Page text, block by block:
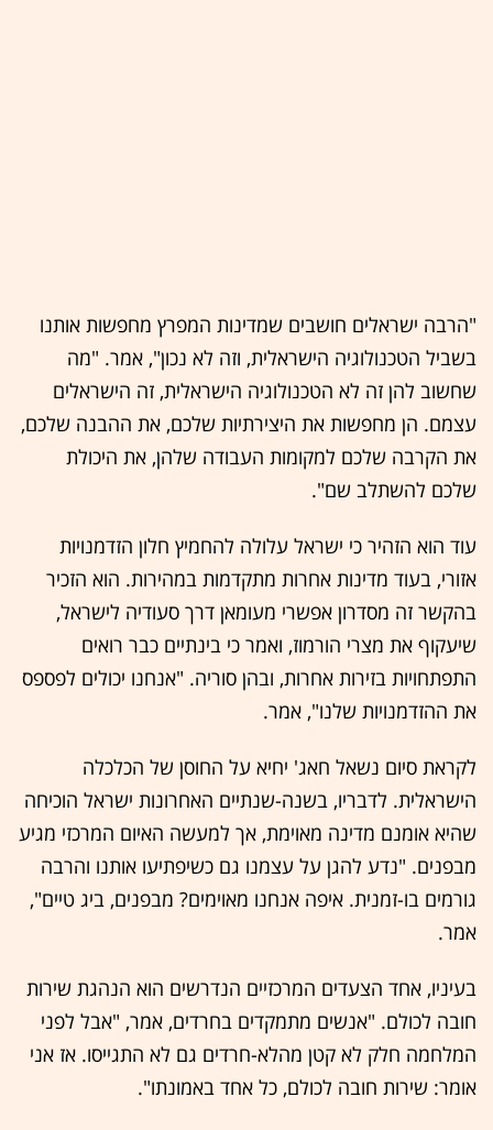
"הרבה ישראלים חושבים שמדינות המפרץ מחפשות אותנו
בשביל הטכנולוגיה הישראלית, וזה לא נכון", אמר. "מה
שחשוב להן זה לא הטכנולוגיה הישראלית, זה הישראלים
עצמם. הן מחפשות את היצירתיות שלכם, את ההבנה שלכם,
את הקרבה שלכם למקומות העבודה שלהן, את היכולת
שלכם להשתלב שם".
עוד הוא הזהיר כי ישראל עלולה להחמיץ חלון הזדמנויות
אזורי, בעוד מדינות אחרות מתקדמות במהירות. הוא הזכיר
בהקשר זה מסדרון אפשרי מעומאן דרך סעודיה לישראל,
שיעקוף את מצרי הורמוז, ואמר כי בינתיים כבר רואים
התפתחויות בזירות אחרות, ובהן סוריה. "אנחנו יכולים לפספס
את ההזדמנויות שלנו", אמר.
לקראת סיום נשאל חאג' יחיא על החוסן של הכלכלה
הישראלית. לדבריו, בשנה-שנתיים האחרונות ישראל הוכיחה
שהיא אומנם מדינה מאוימת, אך למעשה האיום המרכזי מגיע
מבפנים. "נדע להגן על עצמנו גם כשיפתיעו אותנו והרבה
גורמים בו-זמנית. איפה אנחנו מאוימים? מבפנים, ביג טיים",
אמר.
בעיניו, אחד הצעדים המרכזיים הנדרשים הוא הנהגת שירות
חובה לכולם. "אנשים מתמקדים בחרדים, אמר, "אבל לפני
המלחמה חלק לא קטן מהלא-חרדים גם לא התגייסו. אז אני
אומר: שירות חובה לכולם, כל אחד באמונתו".